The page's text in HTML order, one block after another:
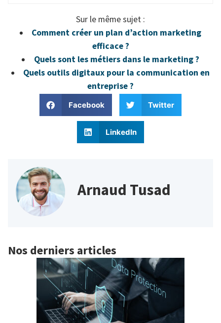
Sur le même sujet :
Comment créer un plan d’action marketing
efficace ?
Quels sont les métiers dans le marketing ?
Quels outils digitaux pour la communication en
entreprise ?
Facebook Twitter
LinkedIn
Arnaud Tusad
Nos derniers articles